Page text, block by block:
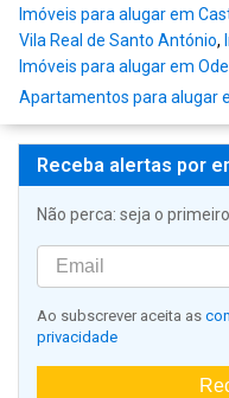
Imóveis para alugar em
Vila Real de Santo António,
Imóveis para alugar em
Apartamentos para alugar
Receba alertas por
Não perca: seja o
Ao subscrever aceita as
privacidade